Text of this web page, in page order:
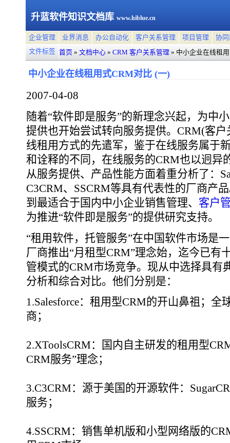
升蓝软件知识文档库 www.hiblue.cn
企业管理 业界消息 办公自动化 客户关系管理 项目管理
协
文件标签 首页 » 文档中心 » CRM 客户关系管理 » 中小企业在线租
中小企业在线租用式CRM对比 (一)
2007-04-08
随着“软件即是服务”的新理念兴起，为中
提供也开始尝试转向服务提供。CRM(客
线租用方式的先遣军，鉴于在线服务属于
和诠释的不同，在线服务的CRM也以迥异
从服务提供、产品性能方面着重分析了：
C3CRM、SSCRM等具有代表性的厂商产
到最适合于国内中小企业销售管理、 客户
为推进“软件即是服务”的提供研究支持。
“租用软件，托管服务”在中国软件市场是
厂商推出“月租型CRM”理念始，迄今已有
管模式的CRM市场竞争。现从中选择具有
分析和综合对比。他们分别是：
1.Salesforce：租用型CRM的开山鼻祖；
商；
2.XToolsCRM：国内自主研发的租用型
CRM服务”理念；
3.C3CRM：源于美国的开源软件：
服务；
4.SSCRM：销售单机版和小型网络版的